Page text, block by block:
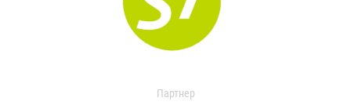
Партнер